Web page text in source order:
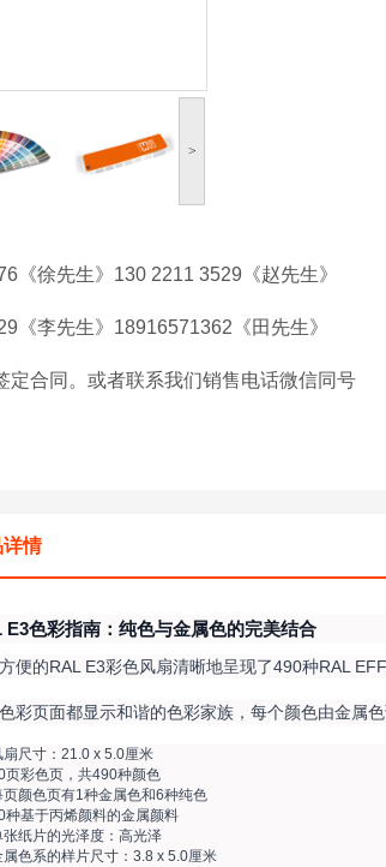
>
《徐先生》130 2211 3529《赵先生》
《李先生》18916571362《田先生》
合同。或者联系我们销售电话微信同号
情
E3色彩指南：纯色与金属色的完美结合
便的RAL E3彩色风扇清晰地呈现了490种RAL
彩页面都显示和谐的色彩家族，每个颜色由金属
扇尺寸：21.0 x 5.0厘米
页彩色页，共490种颜色
页颜色页有1种金属色和6种纯色
种基于丙烯颜料的金属颜料
张纸片的光泽度：高光泽
属色系的样片尺寸：3.8 x 5.0厘米